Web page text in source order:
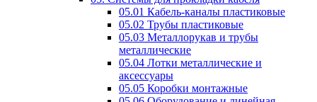
05.01 Кабель-каналы пластиковые
05.02 Трубы пластиковые
05.03 Металлорукав и трубы
металлические
05.04 Лотки металлические и
аксессуары
05.05 Коробки монтажные